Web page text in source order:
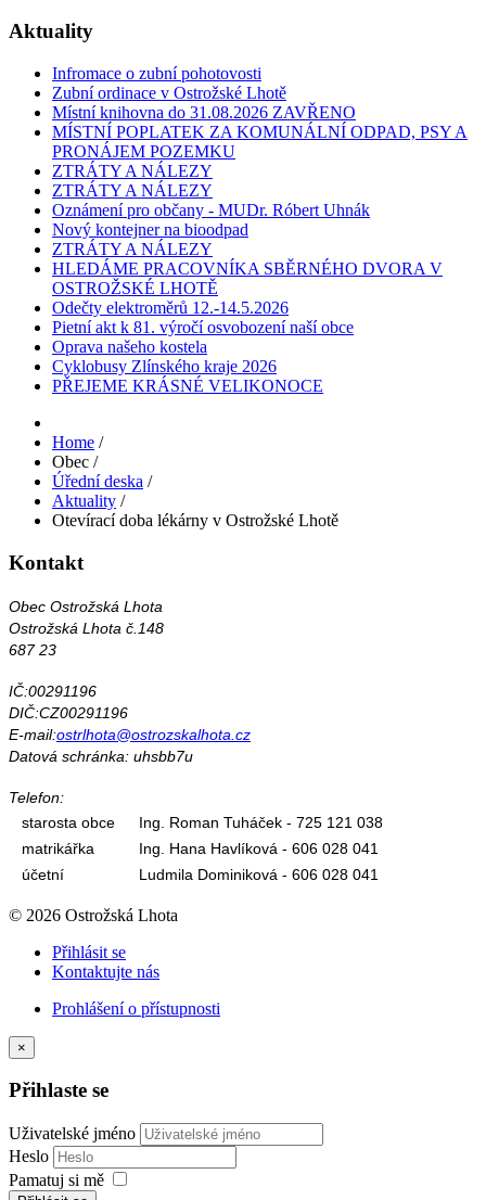
Aktuality
Infromace o zubní pohotovosti
Zubní ordinace v Ostrožské Lhotě
Místní knihovna do 31.08.2026 ZAVŘENO
MÍSTNÍ POPLATEK ZA KOMUNÁLNÍ ODPAD, PSY A
PRONÁJEM POZEMKU
ZTRÁTY A NÁLEZY
ZTRÁTY A NÁLEZY
Oznámení pro občany - MUDr. Róbert Uhnák
Nový kontejner na bioodpad
ZTRÁTY A NÁLEZY
HLEDÁME PRACOVNÍKA SBĚRNÉHO DVORA V
OSTROŽSKÉ LHOTĚ
Odečty elektroměrů 12.-14.5.2026
Pietní akt k 81. výročí osvobození naší obce
Oprava našeho kostela
Cyklobusy Zlínského kraje 2026
PŘEJEME KRÁSNÉ VELIKONOCE
Home /
Obec /
Úřední deska /
Aktuality /
Otevírací doba lékárny v Ostrožské Lhotě
Kontakt
Obec Ostrožská Lhota
Ostrožská Lhota č.148
687 23
IČ:00291196
DIČ:CZ00291196
E-mail:ostrlhota@ostrozskalhota.cz
Datová schránka: uhsbb7u
Telefon:
starosta obce
Ing. Roman Tuháček - 725 121 038
matrikářka
Ing. Hana Havlíková - 606 028 041
účetní
Ludmila Dominiková - 606 028 041
© 2026 Ostrožská Lhota
Přihlásit se
Kontaktujte nás
Prohlášení o přístupnosti
×
Přihlaste se
Uživatelské jméno
Heslo
Pamatuj si mě